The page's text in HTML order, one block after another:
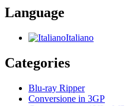
Language
Italiano
Categories
Blu-ray Ripper
Conversione in 3GP